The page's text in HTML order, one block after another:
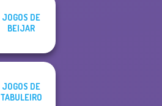
JOGOS DE
BEIJAR
JOGOS DE
TABULEIRO